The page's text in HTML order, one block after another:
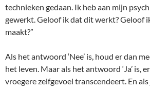
technieken gedaan. Ik heb aan mijn
gewerkt. Geloof ik dat dit werkt? Geloof
maakt?”
Als het antwoord ‘Nee’ is, houd er dan
het leven. Maar als het antwoord ‘Ja’ is,
vroegere zelfgevoel transcendeert. En